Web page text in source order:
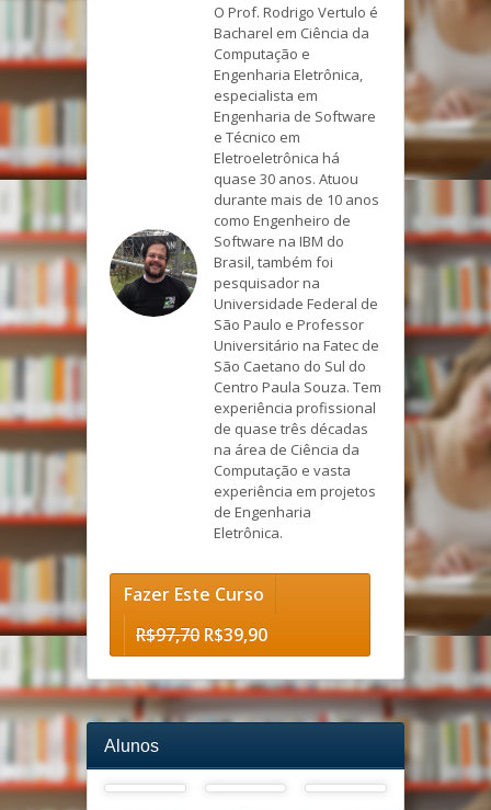
O Prof. Rodrigo Vertulo é
Bacharel em Ciência da
Computação e
Engenharia Eletrônica,
especialista em
Engenharia de Software
e Técnico em
Eletroeletrônica há
quase 30 anos. Atuou
durante mais de 10 anos
como Engenheiro de
Software na IBM do
Brasil, também foi
pesquisador na
Universidade Federal de
São Paulo e Professor
Universitário na Fatec de
São Caetano do Sul do
Centro Paula Souza. Tem
experiência profissional
de quase três décadas
na área de Ciência da
Computação e vasta
experiência em projetos
de Engenharia
Eletrônica.
Fazer Este Curso
R$97,70 R$39,90
Alunos